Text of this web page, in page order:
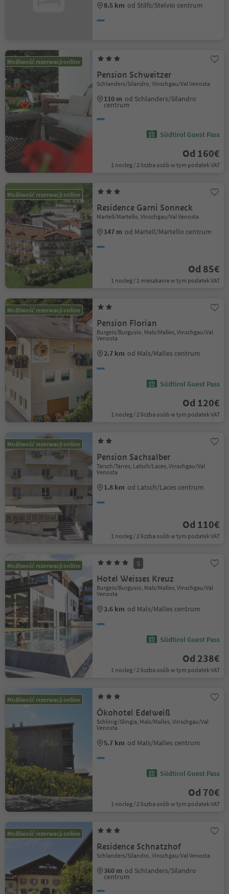
8.5 km od Stilfs/Stelvio centrum
Możliwość rezerwacji online
Pension Schweitzer
Schlanders/Silandro, Vinschgau/Val Venosta
110 m od Schlanders/Silandro
centrum
Südtirol Guest Pass
Od 160€
1 nocleg / 2 liczba osób w tym podatek VAT
Możliwość rezerwacji online
Residence Garni Sonneck
Martell/Martello, Vinschgau/Val Venosta
147 m od Martell/Martello centrum
Od 85€
1 nocleg / 1 mieszkanie w tym podatek VAT
Możliwość rezerwacji online
Pension Florian
Burgeis/Burgusio, Mals/Malles, Vinschgau/Val
Venosta
2.7 km od Mals/Malles centrum
Südtirol Guest Pass
Od 120€
1 nocleg / 2 liczba osób w tym podatek VAT
Możliwość rezerwacji online
Pension Sachsalber
Tarsch/Tarres, Latsch/Laces, Vinschgau/Val
Venosta
1.8 km od Latsch/Laces centrum
Od 110€
1 nocleg / 2 liczba osób w tym podatek VAT
Możliwość rezerwacji online S
Hotel Weisses Kreuz
Burgeis/Burgusio, Mals/Malles, Vinschgau/Val
Venosta
2.6 km od Mals/Malles centrum
Südtirol Guest Pass
Od 238€
1 nocleg / 2 liczba osób w tym podatek VAT
Możliwość rezerwacji online
Ökohotel Edelweiß
Schlinig/Slingia, Mals/Malles, Vinschgau/Val
Venosta
5.7 km od Mals/Malles centrum
Südtirol Guest Pass
Od 70€
1 nocleg / 2 liczba osób w tym podatek VAT
Możliwość rezerwacji online
Residence Schnatzhof
Schlanders/Silandro, Vinschgau/Val Venosta
360 m od Schlanders/Silandro
centrum